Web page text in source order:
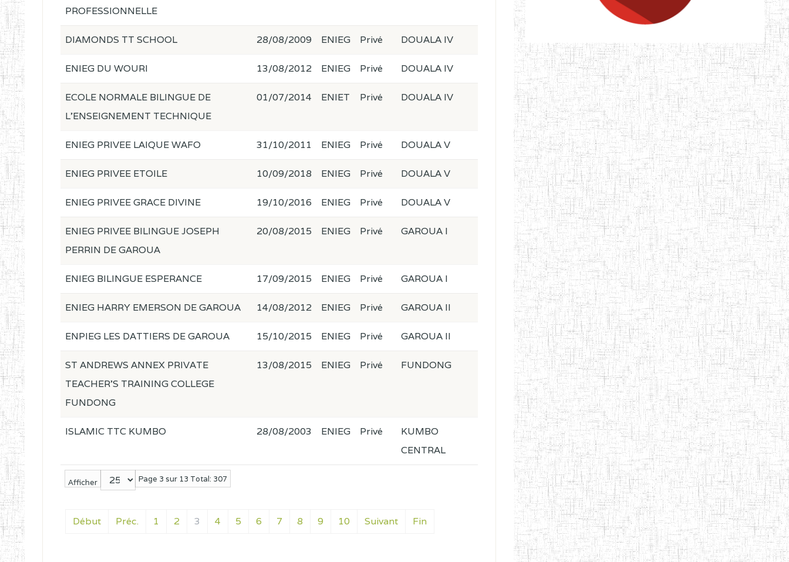
Afficher Page 3 sur 13 Total: 307
Début Préc. 1 2 3 4 5 6 7 8 9 10 Suivant Fin
PROFESSIONNELLE
DIAMONDS TT SCHOOL 28/08/2009 ENIEG Privé DOUALA IV
ENIEG DU WOURI 13/08/2012 ENIEG Privé DOUALA IV
ECOLE NORMALE BILINGUE DE
L'ENSEIGNEMENT TECHNIQUE
01/07/2014 ENIET Privé DOUALA IV
ENIEG PRIVEE LAIQUE WAFO 31/10/2011 ENIEG Privé DOUALA V
ENIEG PRIVEE ETOILE 10/09/2018 ENIEG Privé DOUALA V
ENIEG PRIVEE GRACE DIVINE 19/10/2016 ENIEG Privé DOUALA V
ENIEG PRIVEE BILINGUE JOSEPH
PERRIN DE GAROUA
20/08/2015 ENIEG Privé GAROUA I
ENIEG BILINGUE ESPERANCE 17/09/2015 ENIEG Privé GAROUA I
ENIEG HARRY EMERSON DE GAROUA 14/08/2012 ENIEG Privé GAROUA II
ENPIEG LES DATTIERS DE GAROUA 15/10/2015 ENIEG Privé GAROUA II
ST ANDREWS ANNEX PRIVATE
TEACHER'S TRAINING COLLEGE
FUNDONG
13/08/2015 ENIEG Privé FUNDONG
ISLAMIC TTC KUMBO 28/08/2003 ENIEG Privé
KUMBO
CENTRAL